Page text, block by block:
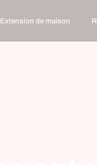
Extension de maison